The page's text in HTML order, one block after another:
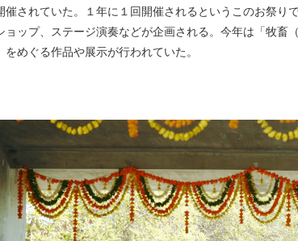
催されていた。１年に１回開催されるというこのお祭り
ョップ、ステージ演奏などが企画される。今年は「牧畜
をめぐる作品や展示が行われていた。